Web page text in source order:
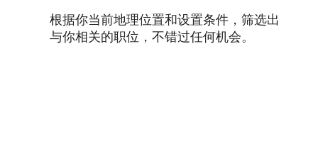
根据你当前地理位置和设置条件，筛选出
与你相关的职位，不错过任何机会。